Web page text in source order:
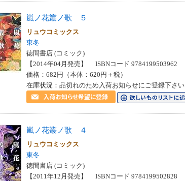
嵐ノ花叢ノ歌 ５
リュウコミックス
東冬
徳間書店 (コミック)
【2014年04月発売】 ISBNコード 9784199503962
価格：682円（本体：620円＋税）
在庫状況：品切れのため入荷お知らせにご登録下さい
嵐ノ花叢ノ歌 ４
リュウコミックス
東冬
徳間書店 (コミック)
【2011年12月発売】 ISBNコード 9784199502828